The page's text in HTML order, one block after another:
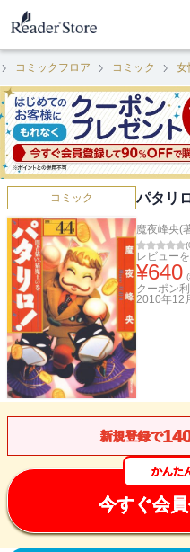
コミックフロア コミック 女
コミック パタリ
魔夜峰央(
(
レビュー
¥640
クーポン
2010年12
新規登録で
かんた
今すぐ会